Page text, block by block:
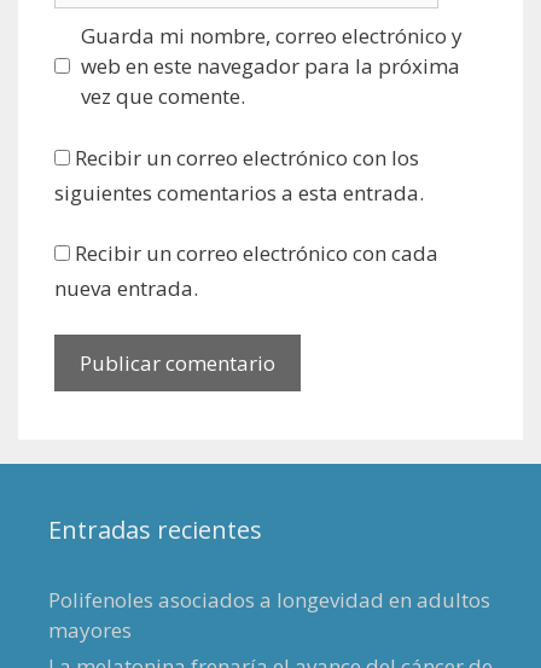
Guarda mi nombre, correo electrónico y
web en este navegador para la próxima
vez que comente.
Recibir un correo electrónico con los
siguientes comentarios a esta entrada.
Recibir un correo electrónico con cada
nueva entrada.
Entradas recientes
Polifenoles asociados a longevidad en adultos
mayores